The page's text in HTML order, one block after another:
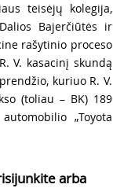
teisėjų kolegija,
Bajerčiūtės ir
rašytinio proceso
V. kasacinį skundą
kuriuo R. V.
(toliau – BK) 189
„Toyota
arba